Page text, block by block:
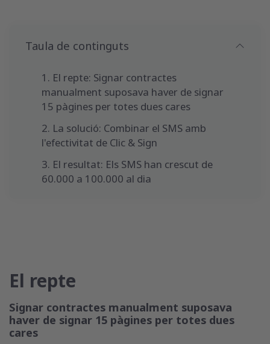
Taula de continguts
El repte: Signar contractes
manualment suposava haver de signar
15 pàgines per totes dues cares
La solució: Combinar el SMS amb
l'efectivitat de Clic & Sign
El resultat: Els SMS han crescut de
60.000 a 100.000 al dia
El repte
Signar contractes manualment suposava
haver de signar 15 pàgines per totes dues
cares